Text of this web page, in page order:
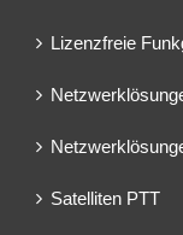
Lizenzfreie
Satelliten PTT